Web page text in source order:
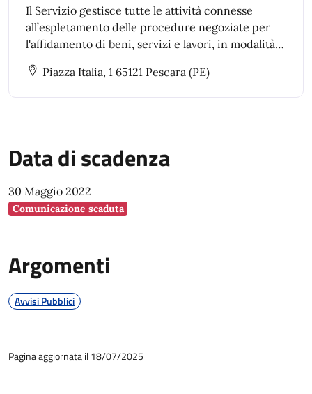
Il Servizio gestisce tutte le attività connesse
all’espletamento delle procedure negoziate per
l'affidamento di beni, servizi e lavori, in modalità
telematica (piattaforma telematica del Comune di
Pescara o piattaforma telematica
AcquistinretePA).
Piazza Italia, 1 65121 Pescara (PE)
Data di scadenza
30 Maggio 2022
Comunicazione scaduta
Argomenti
Avvisi Pubblici
Pagina aggiornata il 18/07/2025